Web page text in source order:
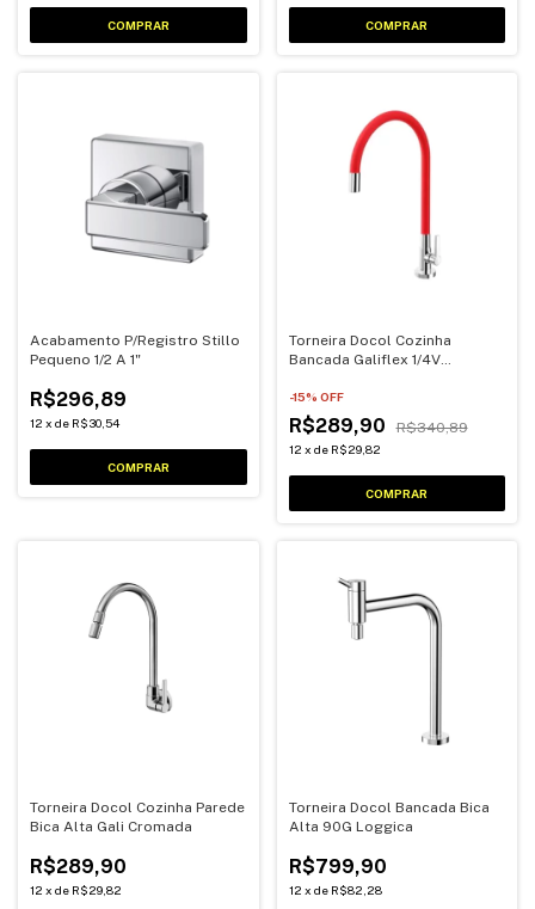
Acabamento P/Registro Stillo
Pequeno 1/2 A 1"
R$296,89
12 x de R$30,54
Torneira Docol Cozinha
Bancada Galiflex 1/4V
-15% OFF
R$289,90 R$340,89
12 x de R$29,82
Torneira Docol Cozinha Parede
Bica Alta Gali Cromada
R$289,90
12 x de R$29,82
Torneira Docol Bancada Bica
Alta 90G Loggica
R$799,90
12 x de R$82,28